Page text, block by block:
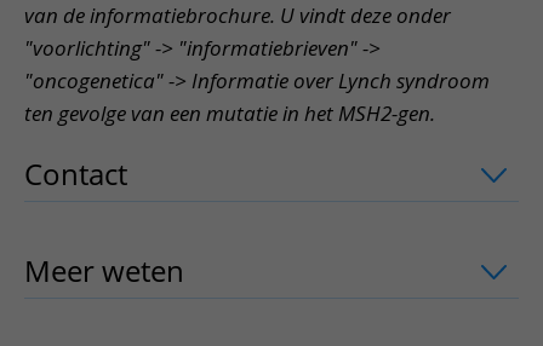
van de informatiebrochure. U vindt deze onder
"voorlichting" -> "informatiebrieven" ->
"oncogenetica" -> Informatie over Lynch syndroom
ten gevolge van een mutatie in het MSH2-gen.
Contact uitklapper, klik om te openen
Meer weten uitklapper, klik om te